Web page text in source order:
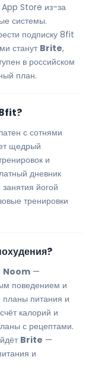
App Store из-за
системы.
подписку 8fit
станут Brite,
в российском
план.
8fit?
с сотнями
щедрый
и
дневник
йогой
тренировки
Noom —
поведением и
питания и
калорий и
с рецептами.
Brite —
и